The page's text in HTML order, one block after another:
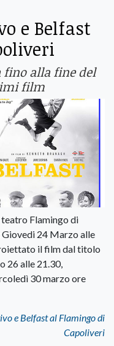
e Belfast
fino alla fine del
film
Flamingo di
24 Marzo alle
il film dal titolo
26 alle 21.30,
30 marzo ore
e Belfast al Flamingo di
Capoliveri